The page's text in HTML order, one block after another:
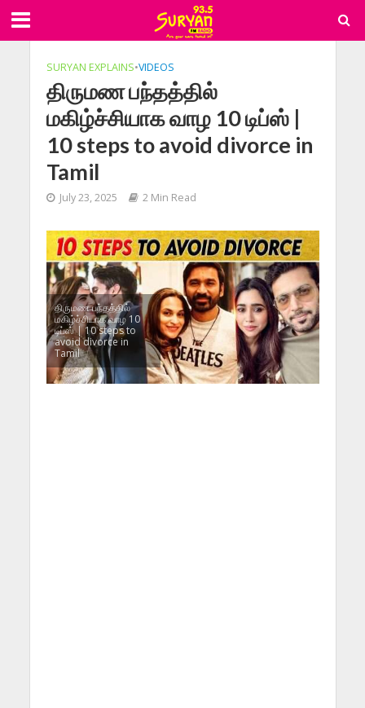
SURYAN EXPLAINS•VIDEOS
திருமண பந்தத்தில்
மகிழ்ச்சியாக வாழ 10 டிப்ஸ் |
10 steps to avoid divorce in
Tamil
July 23, 2025 2 Min Read
திருமண பந்தத்தில்
மகிழ்ச்சியாக வாழ 10
டிப்ஸ் | 10 steps to
avoid divorce in
Tamil